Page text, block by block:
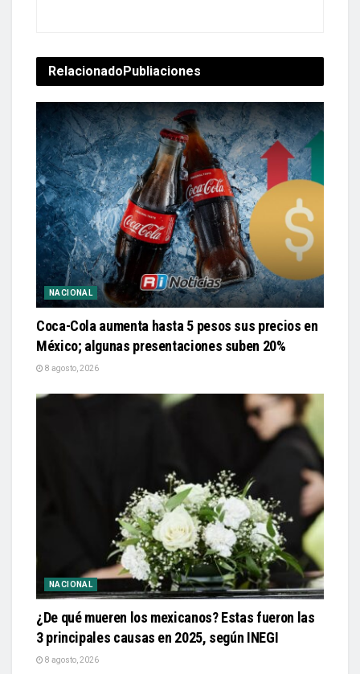
RelacionadoPubliaciones
NACIONAL
Coca-Cola aumenta hasta 5 pesos sus precios en
México; algunas presentaciones suben 20%
8 agosto, 2026
NACIONAL
¿De qué mueren los mexicanos? Estas fueron las
3 principales causas en 2025, según INEGI
8 agosto, 2026